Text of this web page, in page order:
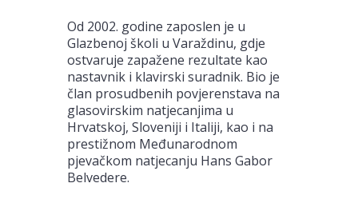
Od 2002. godine zaposlen je u
Glazbenoj školi u Varaždinu, gdje
ostvaruje zapažene rezultate kao
nastavnik i klavirski suradnik. Bio je
član prosudbenih povjerenstava na
glasovirskim natjecanjima u
Hrvatskoj, Sloveniji i Italiji, kao i na
prestižnom Međunarodnom
pjevačkom natjecanju Hans Gabor
Belvedere.